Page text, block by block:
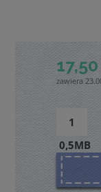
17,50
zawiera
0,5MB